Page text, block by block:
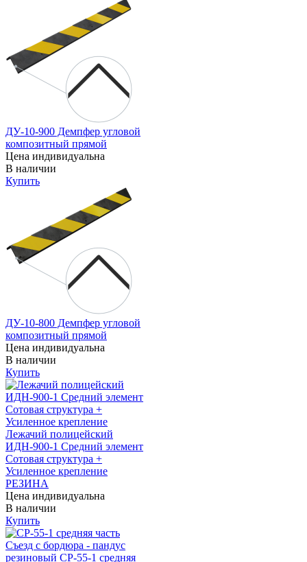
ДУ-10-900 Демпфер угловой
композитный прямой
Цена индивидуальна
В наличии
Купить
ДУ-10-800 Демпфер угловой
композитный прямой
Цена индивидуальна
В наличии
Купить
Лежачий полицейский
ИДН-900-1 Средний элемент
Сотовая структура +
Усиленное крепление
РЕЗИНА
Цена индивидуальна
В наличии
Купить
Съезд с бордюра - пандус
резиновый СР-55-1 средняя